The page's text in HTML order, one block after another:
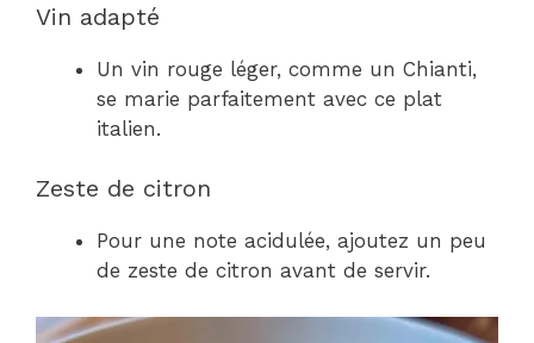
Vin adapté
Un vin rouge léger, comme un Chianti,
se marie parfaitement avec ce plat
italien.
Zeste de citron
Pour une note acidulée, ajoutez un peu
de zeste de citron avant de servir.